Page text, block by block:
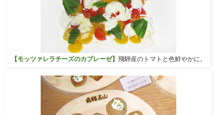
【モッツァレラチーズのカプレーゼ】 飛騨産のトマトと色鮮やかに。